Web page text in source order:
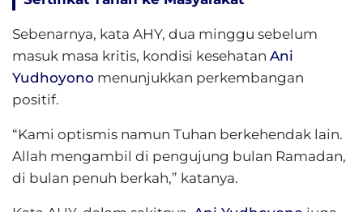
Sebenarnya, kata AHY, dua minggu sebelum
masuk masa kritis, kondisi kesehatan Ani
Yudhoyono menunjukkan perkembangan
positif.
“Kami optismis namun Tuhan berkehendak lain.
Allah mengambil di pengujung bulan Ramadan,
di bulan penuh berkah,” katanya.